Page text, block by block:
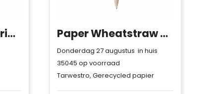
ARTLESS - Langdurige inktloze pen papier Paper Wheatstraw Pen tarwestro pennen
Donderdag 27 augustus in huis
35045 op voorraad
Tarwestro, Gerecycled papier